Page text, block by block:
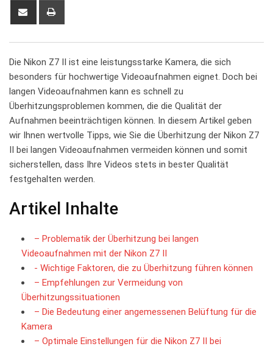
Share
Die Nikon Z7 II ist eine​ leistungsstarke Kamera, die sich
besonders für‍ hochwertige Videoaufnahmen‍ eignet.‌ Doch bei
langen Videoaufnahmen‌ kann es schnell ‌zu
Überhitzungsproblemen kommen, die⁤ die Qualität der
Aufnahmen beeinträchtigen können. In diesem Artikel geben
wir Ihnen ⁢wertvolle Tipps, wie ⁣Sie die Überhitzung ⁣der⁤ Nikon Z7‍
II bei langen Videoaufnahmen vermeiden können​ und somit‍
sicherstellen, ⁣dass Ihre ⁢Videos stets in bester Qualität
⁢festgehalten werden.
Artikel‌ Inhalte
– Problematik der‌ Überhitzung bei ⁤langen
Videoaufnahmen mit der Nikon Z7 II
-​ Wichtige ⁣Faktoren, die ​zu Überhitzung führen können
– Empfehlungen zur Vermeidung von
Überhitzungssituationen
– Die Bedeutung ⁢einer angemessenen Belüftung ‌für⁢ die
Kamera
– Optimale Einstellungen für die ​Nikon⁢ Z7 II bei